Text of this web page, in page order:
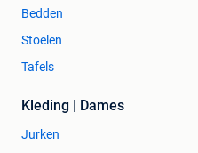
Bedden
Stoelen
Tafels
Kleding | Dames
Jurken